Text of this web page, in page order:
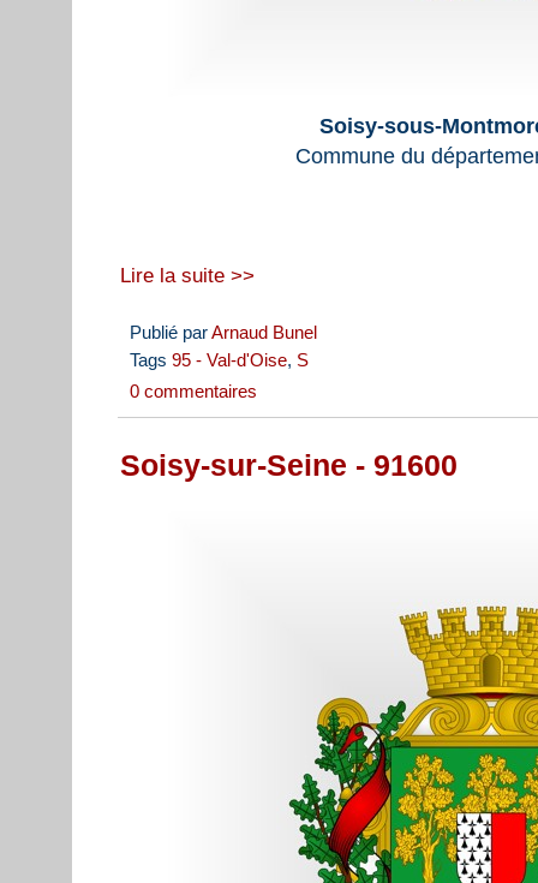
Soisy-sous-
Commune du
Lire la suite >>
Publié parArnaud Bunel
Tags 95 - Val-d'Oise, S
0 commentaires
Soisy-sur-Seine - 91600